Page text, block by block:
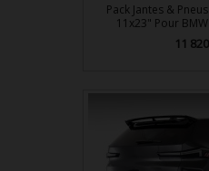
Pack Jantes &
11x23" Pour
Prix
11